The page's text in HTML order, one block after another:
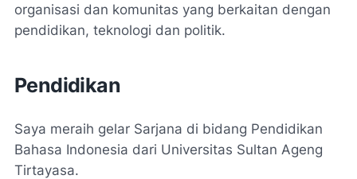
organisasi dan komunitas yang berkaitan dengan
pendidikan, teknologi dan politik.
Pendidikan
Saya meraih gelar Sarjana di bidang Pendidikan
Bahasa Indonesia dari Universitas Sultan Ageng
Tirtayasa.